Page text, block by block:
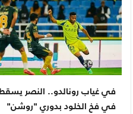
في غياب رونالدو.. النصر
في فخ الخلود بدوري "روشن"